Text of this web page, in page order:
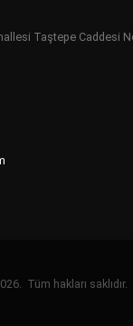
Taştepe Caddesi
Tüm hakları saklıdır.